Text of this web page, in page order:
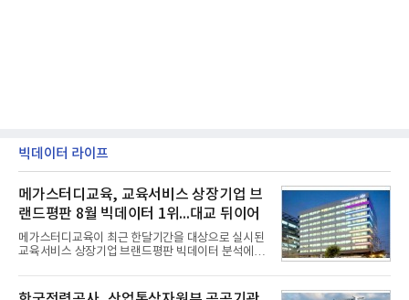
빅데이터 라이프
메가스터디교육, 교육서비스 상장기업 브
랜드평판 8월 빅데이터 1위...대교 뒤이어
메가스터디교육이 최근 한달기간을 대상으로 실시된
교육서비스 상장기업 브랜드평판 빅데이터 분석에서
일 한국기업평판연구소(소장 구창환)는 국내 교육서
비스 상장기업 브랜드를 대상으로 지난 7월 7일부터